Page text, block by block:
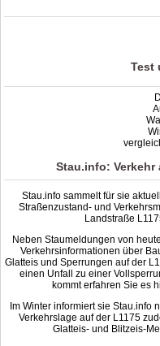
Stau L1175: Unfälle, Sperrung
Test
Stau.info: Verkehr
Stau.info sammelt für sie
Straßenzustand- und
Landstraße
Neben Staumeldungen von
Verkehrsinformationen über
Glatteis und Sperrungen auf der
einen Unfall zu einer
kommt erfahren Sie es
Im Winter informiert sie Stau.info
Verkehrslage auf der L1175
Glatteis- und Blitzeis-